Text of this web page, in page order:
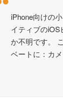
iPhone向けの
イティブの
か不明です。
ベートに：カ